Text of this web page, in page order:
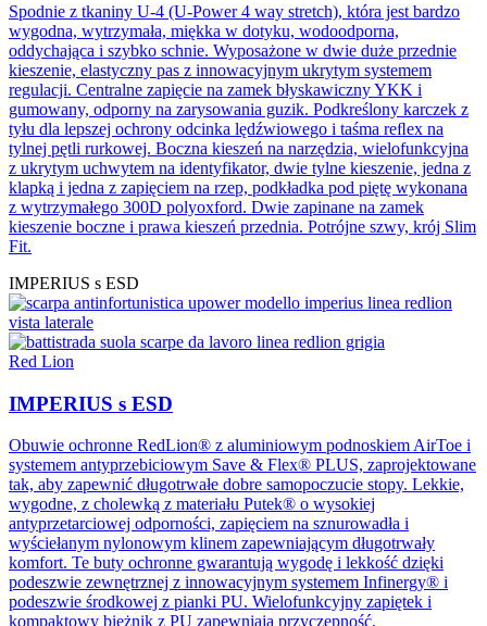
Spodnie z tkaniny U-4 (U-Power 4 way stretch), która jest bardzo
wygodna, wytrzymała, miękka w dotyku, wodoodporna,
oddychająca i szybko schnie. Wyposażone w dwie duże przednie
kieszenie, elastyczny pas z innowacyjnym ukrytym systemem
regulacji. Centralne zapięcie na zamek błyskawiczny YKK i
gumowany, odporny na zarysowania guzik. Podkreślony karczek z
tyłu dla lepszej ochrony odcinka lędźwiowego i taśma reﬂex na
tylnej pętli rurkowej. Boczna kieszeń na narzędzia, wielofunkcyjna
z ukrytym uchwytem na identyfikator, dwie tylne kieszenie, jedna z
klapką i jedna z zapięciem na rzep, podkładka pod piętę wykonana
z wytrzymałego 300D polyoxford. Dwie zapinane na zamek
kieszenie boczne i prawa kieszeń przednia. Potrójne szwy, krój Slim
Fit.
IMPERIUS s ESD
Red Lion
IMPERIUS s ESD
Obuwie ochronne RedLion® z aluminiowym podnoskiem AirToe i
systemem antyprzebiciowym Save & Flex® PLUS, zaprojektowane
tak, aby zapewnić długotrwałe dobre samopoczucie stopy. Lekkie,
wygodne, z cholewką z materiału Putek® o wysokiej
antyprzetarciowej odporności, zapięciem na sznurowadła i
wyściełanym nylonowym klinem zapewniającym długotrwały
komfort. Te buty ochronne gwarantują wygodę i lekkość dzięki
podeszwie zewnętrznej z innowacyjnym systemem Infinergy® i
podeszwie środkowej z pianki PU. Wielofunkcyjny zapiętek i
kompaktowy bieżnik z PU zapewniają przyczepność,